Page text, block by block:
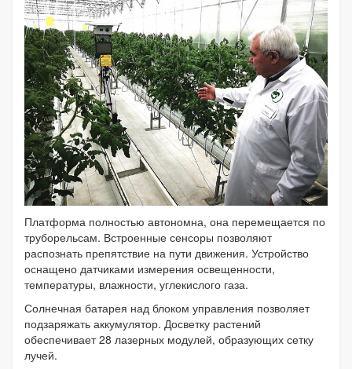
Платформа полностью автономна, она перемещается по
труборельсам. Встроенные сенсоры позволяют
распознать препятствие на пути движения. Устройство
оснащено датчиками измерения освещенности,
температуры, влажности, углекислого газа.
Солнечная батарея над блоком управления позволяет
подзаряжать аккумулятор. Досветку растений
обеспечивает 28 лазерных модулей, образующих сетку
лучей.